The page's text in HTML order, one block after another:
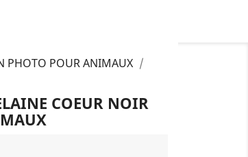
PHOTO POUR ANIMAUX
COEUR NOIR